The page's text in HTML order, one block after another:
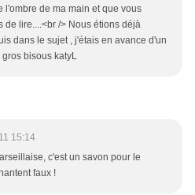
l'ombre de ma main et que vous
de lire....<br /> Nous étions déjà
dans le sujet , j'étais en avance d'un
gros bisous katyL
15:14
c'est un savon pour le
faux !